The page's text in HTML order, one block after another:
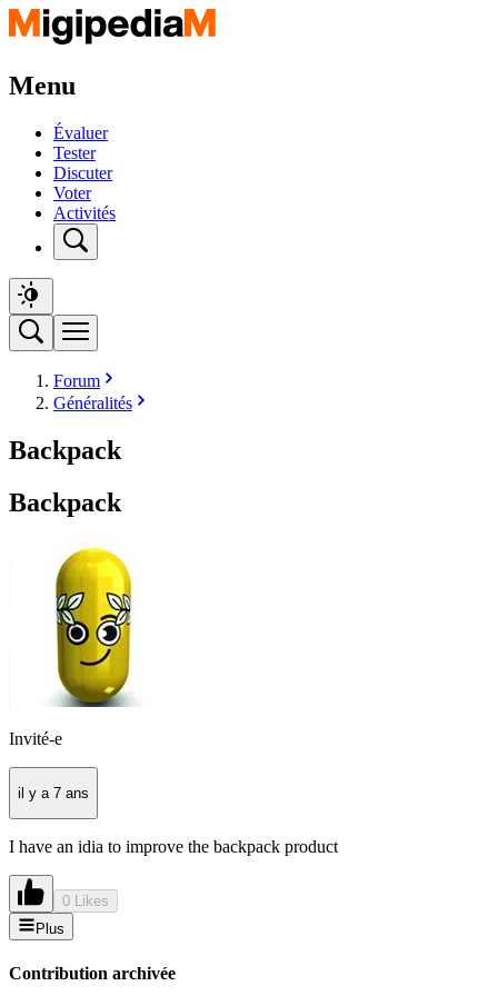
Menu
Évaluer
Tester
Discuter
Voter
Activités
Forum
Généralités
Backpack
Backpack
Invité-e
il y a 7 ans
I have an idia to improve the backpack product
0 Likes
Plus
Contribution archivée